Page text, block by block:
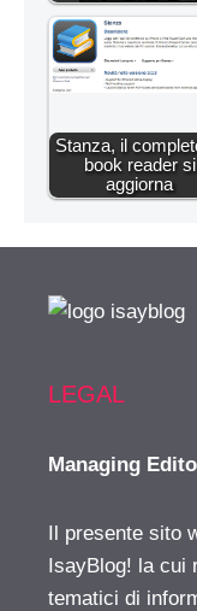
Stanza, il
book reader si
aggiorna
LEGAL
Managing
Il presente sito
IsayBlog! la cui
tematici di